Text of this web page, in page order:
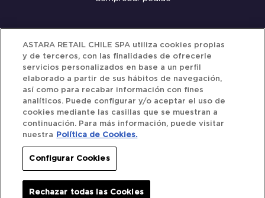
Servicio al cliente
Términos y Condiciones
Política de privacidad
Siguenos
Redes Sociales
ASTARA RETAIL CHILE SPA utiliza cookies propias
y de terceros, con las finalidades de ofrecerle
servicios personalizados en base a un perfil
elaborado a partir de sus hábitos de navegación,
así como para recabar información con fines
analíticos. Puede configurar y/o aceptar el uso de
cookies mediante las casillas que se muestran a
continuación. Para más información, puede visitar
nuestra
Política de Cookies.
Configurar Cookies
Rechazar todas las Cookies